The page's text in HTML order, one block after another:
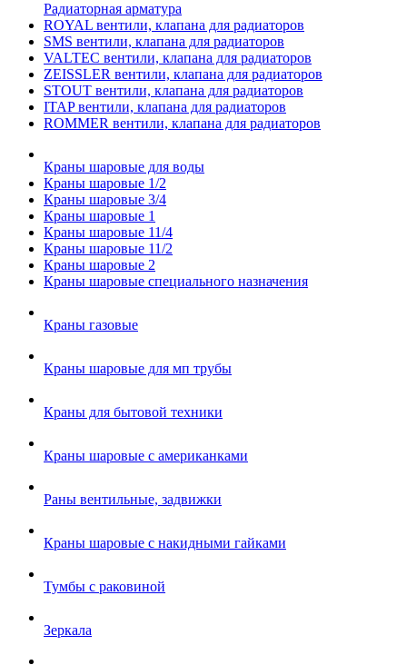
Радиаторная арматура
ROYAL вентили, клапана для радиаторов
SMS вентили, клапана для радиаторов
VALTEC вентили, клапана для радиаторов
ZEISSLER вентили, клапана для радиаторов
STOUT вентили, клапана для радиаторов
ITAP вентили, клапана для радиаторов
ROMMER вентили, клапана для радиаторов
Краны шаровые для воды
Краны шаровые 1/2
Краны шаровые 3/4
Краны шаровые 1
Краны шаровые 11/4
Краны шаровые 11/2
Краны шаровые 2
Краны шаровые специального назначения
Краны газовые
Краны шаровые для мп трубы
Краны для бытовой техники
Краны шаровые с американками
Раны вентильные, задвижки
Краны шаровые с накидными гайками
Тумбы с раковиной
Зеркала